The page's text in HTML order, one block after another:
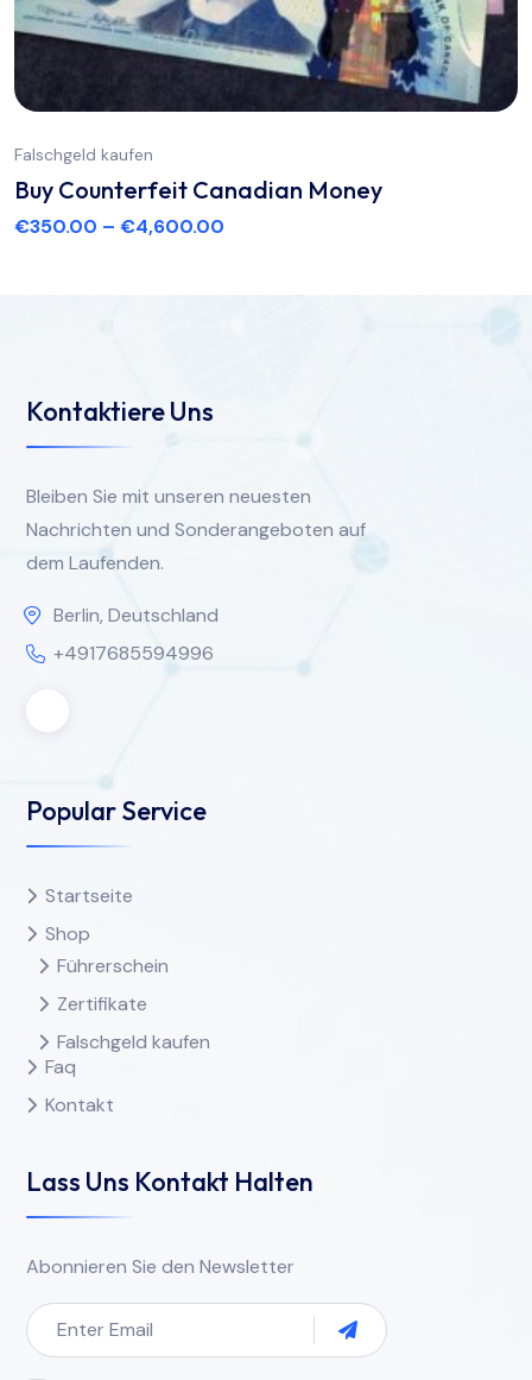
Falschgeld kaufen
Buy Counterfeit Canadian Money
€350.00 – €4,600.00
Kontaktiere Uns
Bleiben Sie mit unseren neuesten
Nachrichten und Sonderangeboten auf
dem Laufenden.
Berlin, Deutschland
+4917685594996
Popular Service
Startseite
Shop
Führerschein
Zertifikate
Falschgeld kaufen
Faq
Kontakt
Lass Uns Kontakt Halten
Abonnieren Sie den Newsletter